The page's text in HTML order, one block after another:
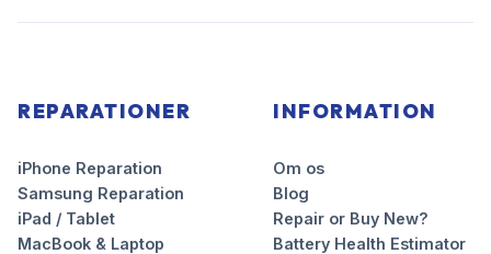
REPARATIONER
iPhone Reparation
Samsung Reparation
iPad / Tablet
MacBook & Laptop
INFORMATION
Om os
Blog
Repair or Buy New?
Battery Health Estimator